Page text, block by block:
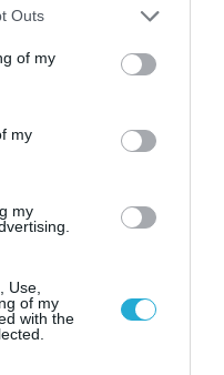
one or more Google
You may click to
its third-party tags to
in below Google
Outs
of my
my
my
Use,
of my
with the
του Αρκά για
της